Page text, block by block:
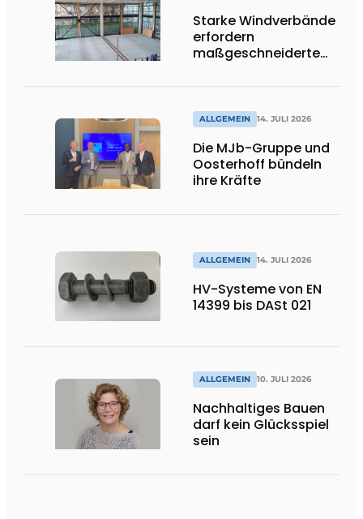
Starke Windverbände
erfordern
maßgeschneiderte
ALLGEMEIN 14. JULI 2026
Die MJb-Gruppe und
Oosterhoff bündeln
ihre Kräfte
ALLGEMEIN 14. JULI 2026
HV-Systeme von EN
14399 bis DASt 021
ALLGEMEIN 10. JULI 2026
Nachhaltiges Bauen
darf kein Glücksspiel
sein